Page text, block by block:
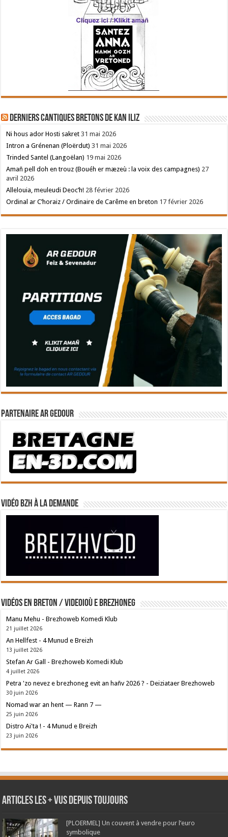
Derniers cantiques bretons de Kan Iliz
Ni hous ador Hosti sakret 31 mai 2026
Intron a Grénenan (Ploërdut) 31 mai 2026
Trinded Santel (Langoëlan) 19 mai 2026
Amañ pell doh en trouz (Bouéh er mæzeù : la voix des campagnes) 27
avril 2026
Allelouia, meuleudi Deoc’h! 28 février 2026
Ordinal ar C’horaiz / Ordinaire de Carême en breton 17 février 2026
Partenaire Ar Gedour
Vidéo BZH à la demande
Vidéos en breton / Videoioù e brezhoneg
Manu Mehu - Brezhoweb Komedi Klub
21 juillet 2026
An Hellfest - 4 Munud e Breizh
13 juillet 2026
Stefan Ar Gall - Brezhoweb Komedi Klub
4 juillet 2026
Petra 'zo nevez e brezhoneg evit an hañv 2026 ? - Deiziataer Brezhoweb
30 juin 2026
Nomad war an hent — Rann 7 —
25 juin 2026
Distro Ai'ta ! - 4 Munud e Breizh
23 juin 2026
Articles les + vus depuis toujours
[PLOERMEL] Un couvent à vendre pour l’euro
symbolique